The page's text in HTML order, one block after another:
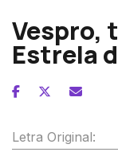
Vespro,
Estrela
Letra Original: